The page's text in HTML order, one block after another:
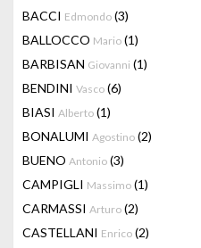
BACCI Edmondo (3)
BALLOCCO Mario (1)
BARBISAN Giovanni (1)
BENDINI Vasco (6)
BIASI Alberto (1)
BONALUMI Agostino (2)
BUENO Antonio (3)
CAMPIGLI Massimo (1)
CARMASSI Arturo (2)
CASTELLANI Enrico (2)